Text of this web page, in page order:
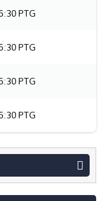
PTG
PTG
PTG
PTG